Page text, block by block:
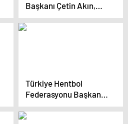
Başkanı Çetin Akın,
projelerin son
hazırlıklarını inceledi
Türkiye Hentbol
Federasyonu Başkanı
Uğur Kılıç, Fenerbahçe,
Galatasaray ve